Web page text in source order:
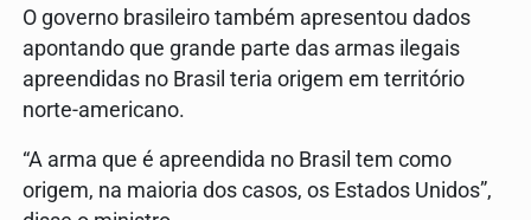
O governo brasileiro também apresentou dados
apontando que grande parte das armas ilegais
apreendidas no Brasil teria origem em território
norte-americano.
“A arma que é apreendida no Brasil tem como
origem, na maioria dos casos, os Estados Unidos”,